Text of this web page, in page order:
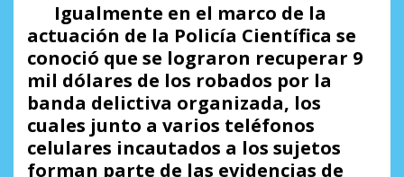
Igualmente en el marco de la
actuación de la Policía Científica se
conoció que se lograron recuperar 9
mil dólares de los robados por la
banda delictiva organizada, los
cuales junto a varios teléfonos
celulares incautados a los sujetos
forman parte de las evidencias de